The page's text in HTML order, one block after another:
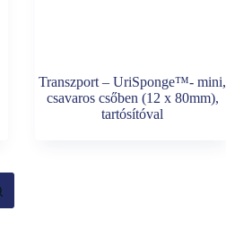
Transzport – UriSponge™- mini,
csavaros csőben (12 x 80mm),
tartósítóval